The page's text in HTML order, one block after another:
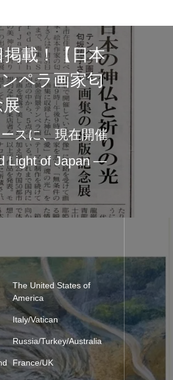
タリーズコーヒー
にて展示が始まり
Sacred Light of Japan
2026年6月1日より、タリ
中央公園店にて作品展示
の展示は、新作画集『
The United States of
America
Italy/Vatican
Russia/Turkey/Australia
France/UK